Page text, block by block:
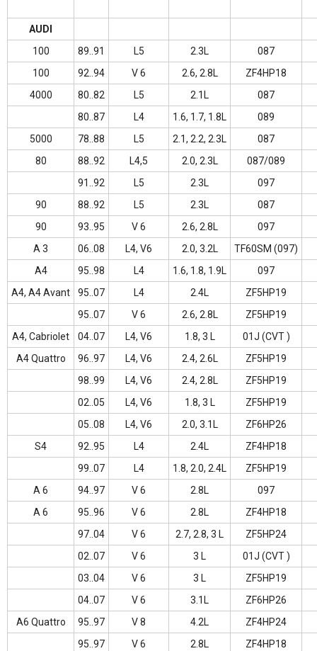
AUDI
100
89..91 L5 2.3L
087
100
92..94 V 6 2.6, 2.8L
ZF4HP18
4000
80..82 L5 2.1L
087
80..87
L4 1.6, 1.7, 1.8L
089
5000
78..88 L5 2.1, 2.2, 2.3L
087
80
88..92 L4,5 2.0, 2.3L
087/089
91..92
L5 2.3L
097
90
88..92 L5 2.3L
087
90
93..95 V 6 2.6, 2.8L
097
A 3
06..08 L4, V6 2.0, 3.2L
TF60SM (097)
A4
95..98 L4 1.6, 1.8, 1.9L
097
A4, A4 Avant
95..07 L4 2.4L
ZF5HP19
95..07
V 6 2.6, 2.8L
ZF5HP19
A4, Cabriolet
04..07 L4, V6 1.8, 3 L
01J (CVT )
A4 Quattro
96..97 L4, V6 2.4, 2.6L
ZF5HP19
98..99
L4, V6 2.4, 2.8L
ZF5HP19
02..05
L4, V6 1.8, 3 L
ZF5HP19
05..08
L4, V6 2.0, 3.1L
ZF6HP26
S4
92..95 L4 2.4L
ZF4HP18
99..07
L4 1.8, 2.0, 2.4L
ZF5HP19
A 6
94..97 V 6 2.8L
097
A 6
95..96 V 6 2.8L
ZF4HP18
97..04
V 6 2.7, 2.8, 3 L
ZF5HP24
02..07
V 6 3 L
01J (CVT )
03..04
V 6 3 L
ZF5HP19
04..07
V 6 3.1L
ZF6HP26
A6 Quattro
95..97 V 8 4.2L
ZF4HP24
95..97
V 6 2.8L
ZF4HP18